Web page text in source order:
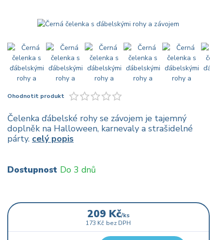
Ohodnotit produkt
Čelenka ďábelské rohy se závojem je tajemný
doplněk na Halloween, karnevaly a strašidelné
párty. celý popis
Dostupnost Do 3 dnů
209 Kč/ks
173 Kč bez DPH